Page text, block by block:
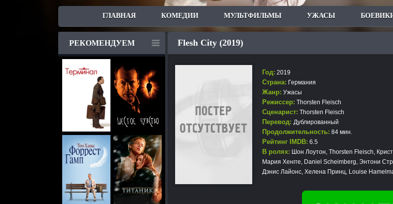
ГЛАВНАЯ КОМЕДИИ МУЛЬТФИЛЬМЫ УЖАСЫ
РЕКОМЕНДУЕМ Flesh City (2019)
Год: 2019
Страна: Германия
Жанр: Ужасы
Режиссер: Thorsten Fleisch
Сценарист: Thorsten Fleisch
Перевод: Дублированный
Продолжительность: 84 мин.
Рейтинг IMDB: 6.5
В ролях: Шон Лоутон, Thorsten Fleisch,
Мария Хенгге, Daniel Scheimberg, Энтони
Дэнис Лайонс, Хелена Принц, Louise